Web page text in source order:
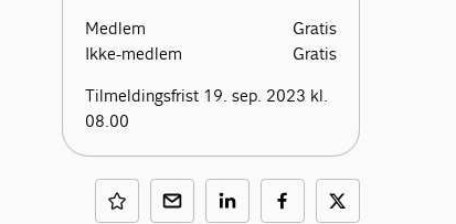
Medlem
Gratis
Ikke-medlem
Gratis
Tilmeldingsfrist 19. sep. 2023 kl.
08.00